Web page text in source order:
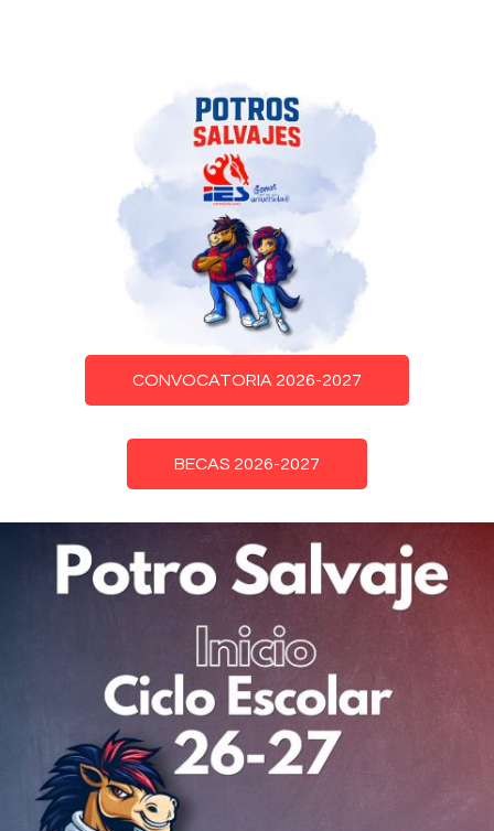
CONVOCATORIA 2026-2027
BECAS 2026-2027